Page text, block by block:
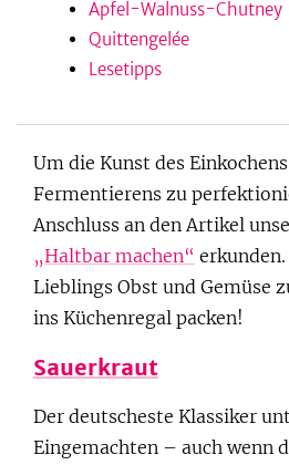
Apfel-Walnuss-Chutney
Quittengelée
Lesetipps
Um die Kunst des
Fermentierens zu
Anschluss an den Artikel
„Haltbar machen“
Lieblings Obst und Gemüse
ins Küchenregal packen!
Sauerkraut
Der deutscheste Klassiker
Eingemachten – auch wenn